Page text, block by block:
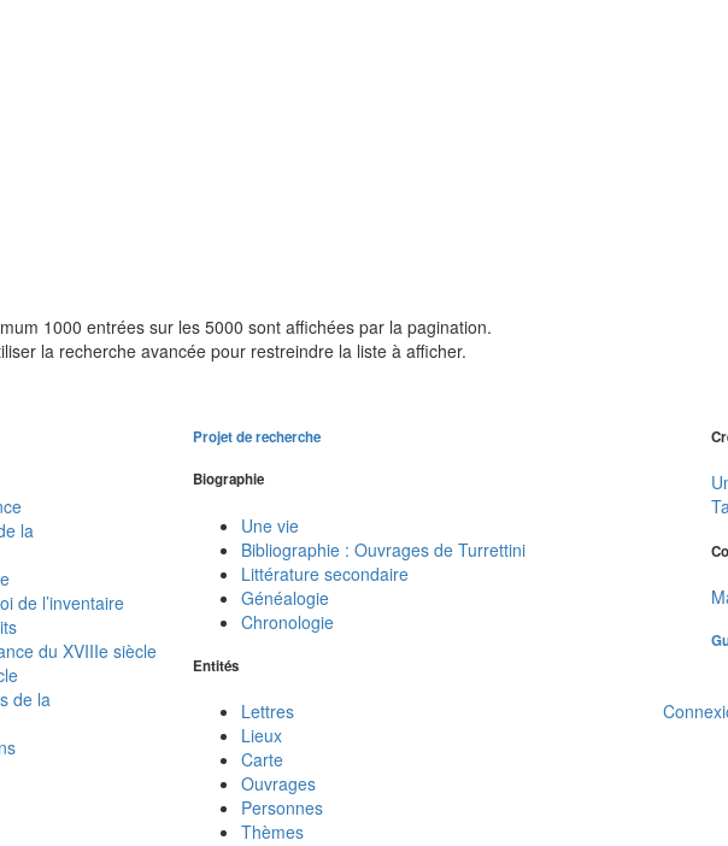
1000 entrées sur les 5000 sont affichées par la pagination.
la recherche avancée pour restreindre la liste à afficher.
la
de l’inventaire
du XVIIIe siècle
de la
Projet de recherche
Biographie
Une vie
Bibliographie : Ouvrages de Turrettini
Littérature secondaire
Généalogie
Chronologie
Entités
Lettres
Lieux
Carte
Ouvrages
Personnes
Thèmes